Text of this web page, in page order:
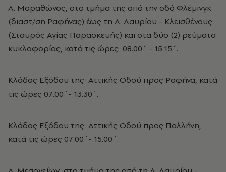
Λ. Μαραθώνος, στο τμήμα της από την οδό Φλέμινγκ
(διαστ/ση Ραφήνας) έως τη Λ. Λαυρίου - Κλεισθένους
(Σταυρός Αγίας Παρασκευής) και στα δύο (2) ρεύματα
κυκλοφορίας, κατά τις ώρες 08.00΄ - 15.15΄.
Κλάδος Εξόδου της Αττικής Οδού προς Ραφήνα, κατά
τις ώρες 07.00΄- 13.30΄.
Κλάδος Εξόδου της Αττικής Οδού προς Παλλήνη,
κατά τις ώρες 07.00΄- 15.00΄.